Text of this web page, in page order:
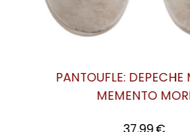
CASQUETTE DEPECHE
MY EYES
0
AJOUTER DANS LE